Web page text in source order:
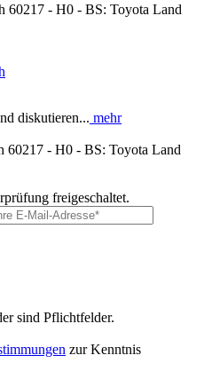
60217 - H0 - BS: Toyota Land
diskutieren... mehr
60217 - H0 - BS: Toyota Land
freigeschaltet.
sind Pflichtfelder.
zur Kenntnis